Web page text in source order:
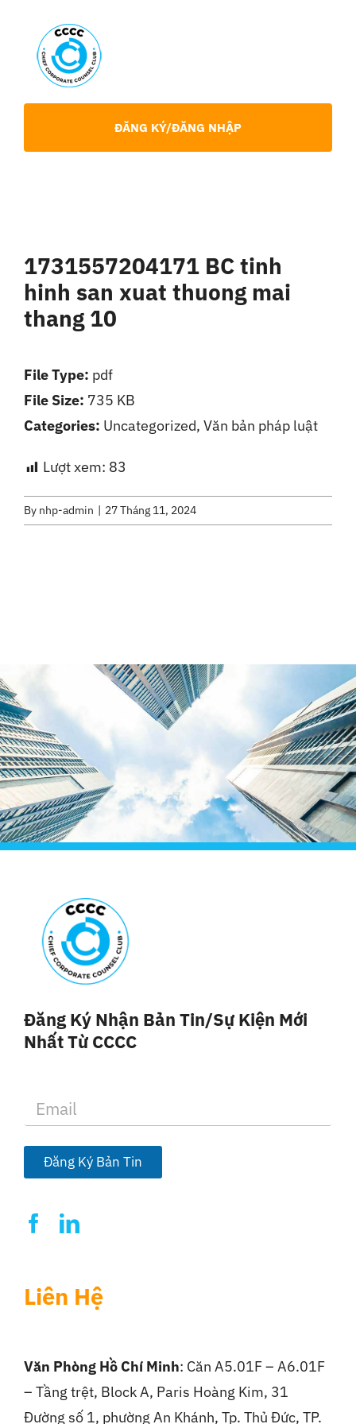
content
Chia Sẻ Chuyên Môn
Tin tức
Liên Hệ
ĐĂNG KÝ/ĐĂNG NHẬP
1731557204171 BC tinh
hinh san xuat thuong mai
thang 10
Lượt xem: 83
File Type: pdf
File Size: 735 KB
Categories: Uncategorized, Văn bản pháp luật
By nhp-admin 27 Tháng 11, 2024
Đăng Ký Nhận Bản Tin/sự Kiện Mới
Nhất Từ CCCC
a
i
*
Đăng Ký Bản Tin
Liên Hệ
Văn Phòng Hồ Chí Minh: Căn A5.01F – A6.01F
– Tầng trệt, Block A, Paris Hoàng Kim, 31
Đường số 1, phường An Khánh, Tp. Thủ Đức, TP.